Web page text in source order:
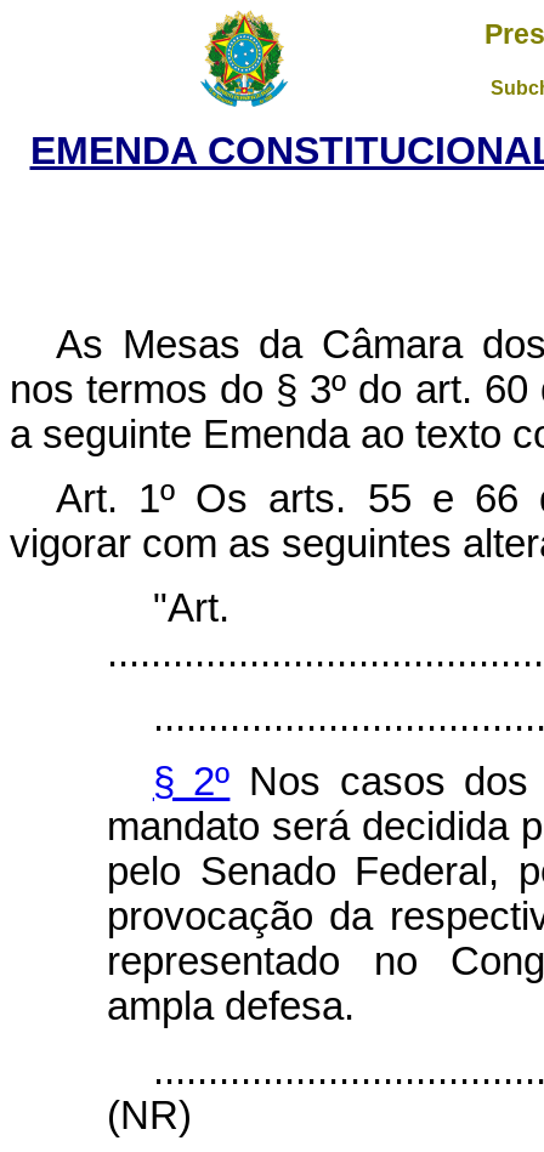
EMENDA
As Mesas da Câmara
nos termos do § 3º do art.
a seguinte Emenda ao texto
Art. 1º Os arts. 55 e
vigorar com as seguintes
§ 2º Nos casos
mandato será decidida
pelo Senado Federal,
provocação da
representado no
ampla defesa.
(NR)